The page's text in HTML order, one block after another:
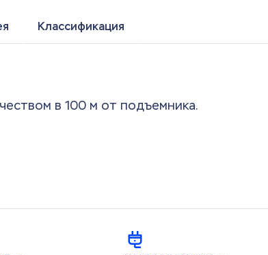
Классификация
в 100 м от подъемника.